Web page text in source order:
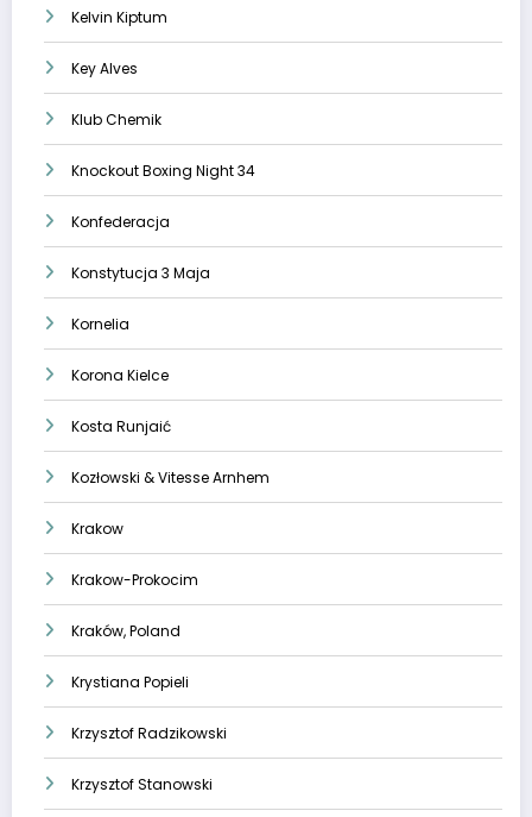
Kelvin Kiptum
Key Alves
Klub Chemik
Knockout Boxing Night 34
Konfederacja
Konstytucja 3 Maja
Kornelia
Korona Kielce
Kosta Runjaić
Kozłowski & Vitesse Arnhem
Krakow
Krakow-Prokocim
Kraków, Poland
Krystiana Popieli
Krzysztof Radzikowski
Krzysztof Stanowski